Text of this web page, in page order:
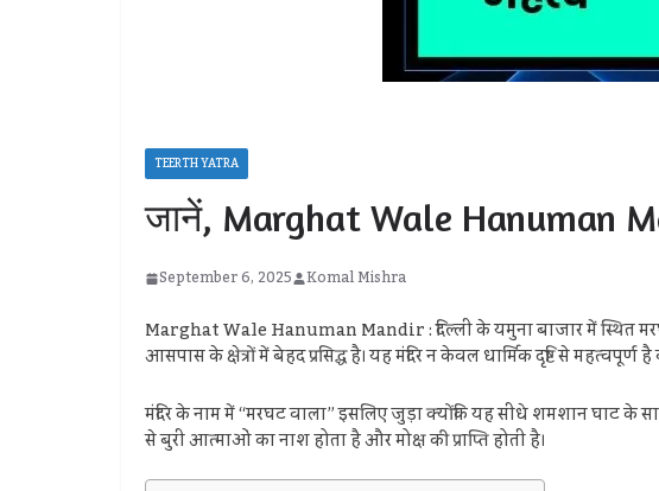
TEERTH YATRA
जानें, Marghat Wale Hanuman
September 6, 2025 Komal Mishra
Marghat Wale Hanuman Mandir : दिल्ली के यमुना बाजार में स्थित
आसपास के क्षेत्रों में बेहद प्रसिद्ध है। यह मंदिर न केवल धार्मिक दृष्टि से
मंदिर के नाम में “मरघट वाला” इसलिए जुड़ा क्योंकि यह सीधे शमशान घाट के
से बुरी आत्माओं का नाश होता है और मोक्ष की प्राप्ति होती है।